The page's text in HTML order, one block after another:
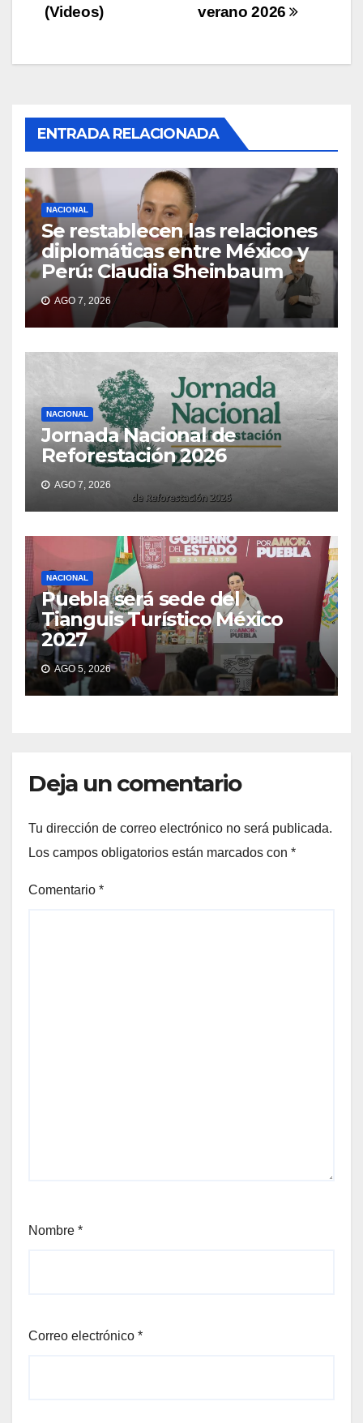
verano 2026
(Videos)
ENTRADA RELACIONADA
NACIONAL
Se restablecen las relaciones
diplomáticas entre México y
Perú: Claudia Sheinbaum
AGO 7, 2026
NACIONAL
Jornada Nacional de
Reforestación 2026
AGO 7, 2026
NACIONAL
Puebla será sede del
Tianguis Turístico México
2027
AGO 5, 2026
Deja un comentario
Tu dirección de correo electrónico no será publicada.
Los campos obligatorios están marcados con *
Comentario *
Nombre *
Correo electrónico *